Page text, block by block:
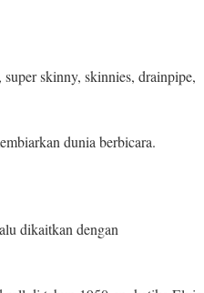
skinny, skinnies, drainpipe,
dunia berbicara.
dikaitkan dengan